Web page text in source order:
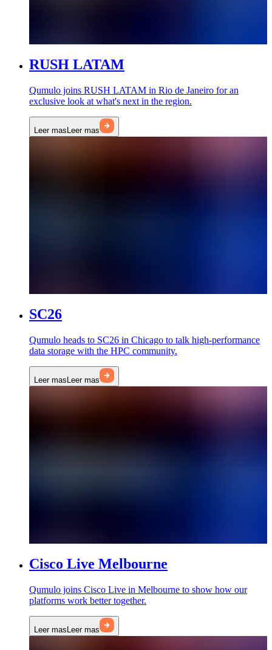
RUSH LATAM
Qumulo joins RUSH LATAM in Rio de Janeiro for an
exclusive look at what's next in the region.
Leer mas Leer mas
SC26
Qumulo heads to SC26 in Chicago to talk high-performance
data storage with the HPC community.
Leer mas Leer mas
Cisco Live Melbourne
Qumulo joins Cisco Live in Melbourne to show how our
platforms work better together.
Leer mas Leer mas